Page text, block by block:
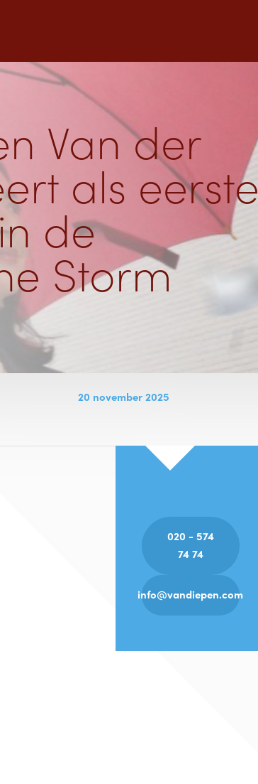
Van der
als eerste
de
Storm
20 november 2025
020 - 574
74 74
info@vandiepen.com